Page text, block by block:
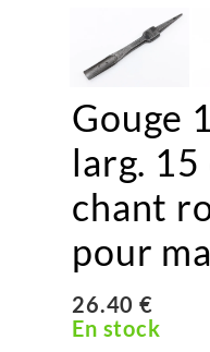
Gouge
larg.
chant
pour
26.40 €
En stock